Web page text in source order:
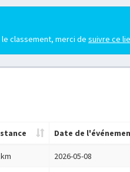
classement, merci de suivre ce
Date de
2026-05-08